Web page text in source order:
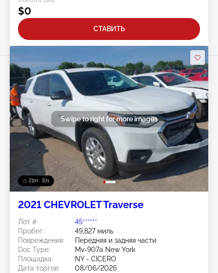
$0
СТАВИТЬ
21m : 07s
Swipe to right for more images
2021 CHEVROLET Traverse
Лот #:
45******
Пробег:
49,827 миль
Повреждения:
Передняя и задняя части
Doc Type:
Mv-907a New York
Площадка:
NY - CICERO
Дата торгов:
08/06/2026